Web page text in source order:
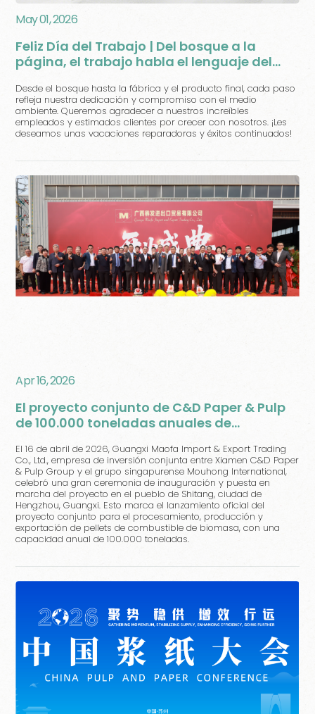
May 01, 2026
Feliz Día del Trabajo | Del bosque a la
página, el trabajo habla el lenguaje del
Desde el bosque hasta la fábrica y el producto final, cada paso
refleja nuestra dedicación y compromiso con el medio
ambiente. Queremos agradecer a nuestros increíbles
empleados y estimados clientes por crecer con nosotros. ¡Les
deseamos unas vacaciones reparadoras y éxitos continuados!
Apr 16, 2026
El proyecto conjunto de C&D Paper & Pulp
de 100.000 toneladas anuales de
en operación en Hengzhou, Guangxi
El 16 de abril de 2026, Guangxi Maofa Import & Export Trading
Co., Ltd., empresa de inversión conjunta entre Xiamen C&D Paper
& Pulp Group y el grupo singapurense Mouhong International,
celebró una gran ceremonia de inauguración y puesta en
marcha del proyecto en el pueblo de Shitang, ciudad de
Hengzhou, Guangxi. Esto marca el lanzamiento oficial del
proyecto conjunto para el procesamiento, producción y
exportación de pellets de combustible de biomasa, con una
capacidad anual de 100.000 toneladas.